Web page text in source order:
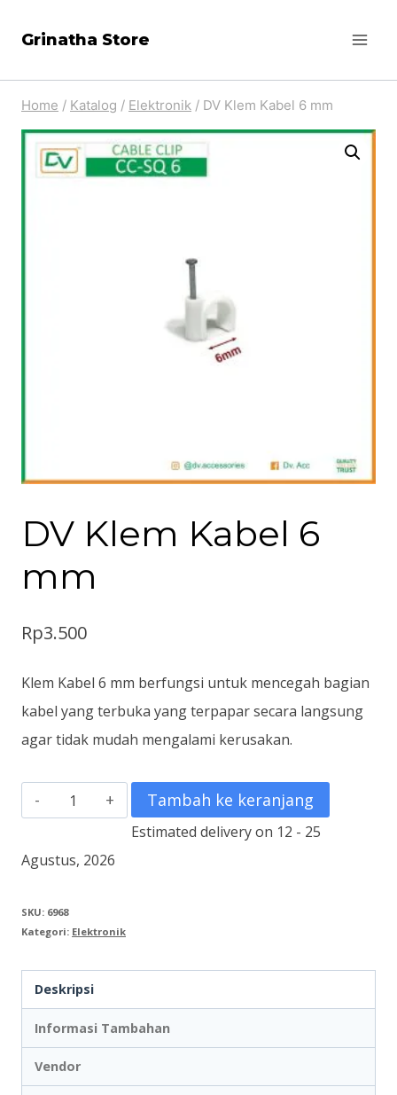
Grinatha Store
Home / Katalog / Elektronik / DV Klem Kabel 6 mm
DV Klem Kabel 6
mm
Rp3.500
Klem Kabel 6 mm berfungsi untuk mencegah bagian
kabel yang terbuka yang terpapar secara langsung
agar tidak mudah mengalami kerusakan.
Kuantitas
DV
Klem
6
mm
Tambah ke keranjang
Estimated delivery on 12 - 25
Agustus, 2026
SKU: 6968
Kategori: Elektronik
Deskripsi
Informasi Tambahan
Vendor